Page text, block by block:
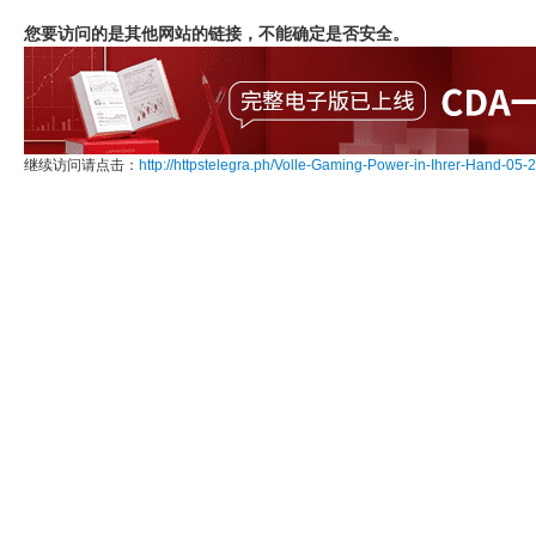
您要访问的是其他网站的链接，不能确定是否安全。
继续访问请点击： http://httpstelegra.ph/Volle-Gaming-Power-in-Ihrer-Hand-05-